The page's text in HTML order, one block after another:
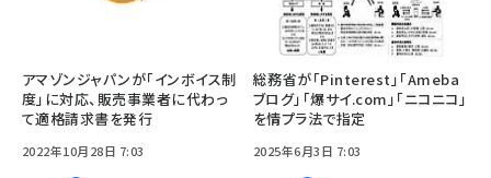
アマゾンジャパンが「インボイス制
度」に対応、販売事業者に代わっ
て適格請求書を発行
2022年10月28日 7:03
総務省が「Pinterest」「Ameba
ブログ」「爆サイ.com」「ニコニコ」
を情プラ法で指定
2025年6月3日 7:03